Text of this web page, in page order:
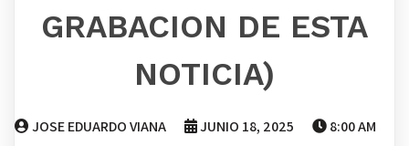
GRABACION DE ESTA
NOTICIA)
JOSE EDUARDO VIANA JUNIO 18, 2025 8:00 AM